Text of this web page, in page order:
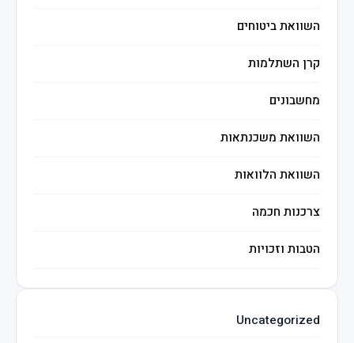
השוואת ביטוחים
קרן השתלמות
מחשבונים
השוואת משכנתאות
השוואת הלוואות
צרכנות חכמה
הטבות וזכויות
השקעות חכמות
מיסים
Uncategorized